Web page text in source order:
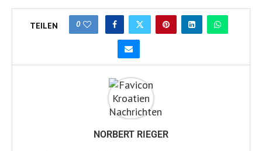
TEILEN 0
NORBERT RIEGER